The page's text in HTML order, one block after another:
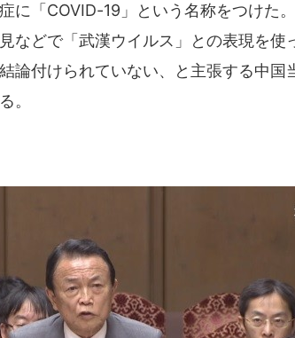
に「COVID-19」という名称をつけた
などで「武漢ウイルス」との表現を使
論付けられていない、と主張する中国
。